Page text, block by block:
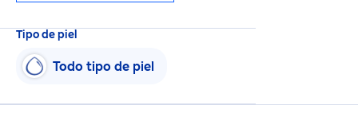
Tipo de piel
Todo tipo de piel